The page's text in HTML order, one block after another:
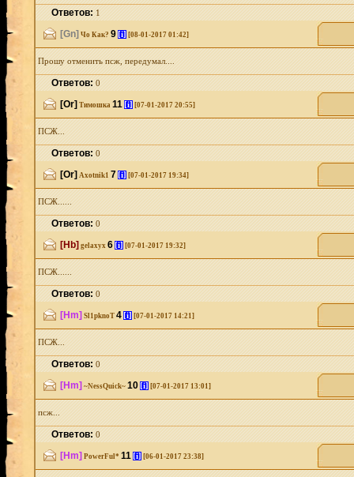
Ответов:1
[Gn] Чо Как? 9 [i] [08-01-2017 01:42]
Прошу отменить псж, передумал....
Ответов:0
[Or] Тимошка 11 [i] [07-01-2017 20:55]
ПСЖ...
Ответов:0
[Or] Axotnik1 7 [i] [07-01-2017 19:34]
ПСЖ......
Ответов:0
[Hb] gelaxyx 6 [i] [07-01-2017 19:32]
ПСЖ......
Ответов:0
[Hm] Sl1pknoT 4 [i] [07-01-2017 14:21]
ПСЖ...
Ответов:0
[Hm] ~NessQuick~ 10 [i] [07-01-2017 13:01]
псж...
Ответов:0
[Hm] PowerFul* 11 [i] [06-01-2017 23:38]